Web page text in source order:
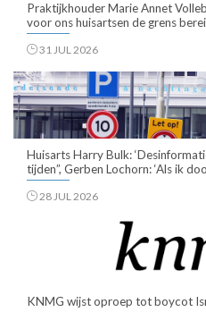
Praktijkhouder Marie Annet
voor ons huisartsen de grens
31 JUL 2026
Huisarts Harry Bulk:
tijden”, Gerben Lochorn: ‘Als ik
28 JUL 2026
KNMG wijst oproep tot boycot